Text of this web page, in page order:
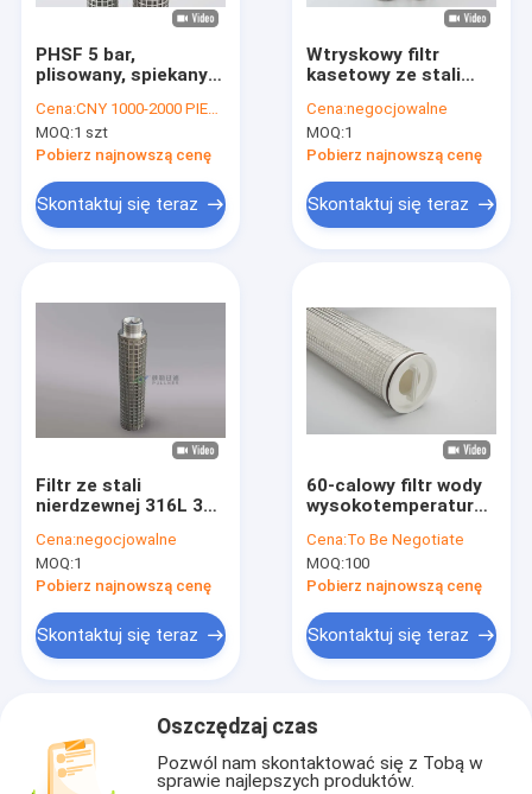
PHSF 5 bar,
plisowany, spiekany
nierdzewnej o
grubości 5 um 316L
Cena:CNY 1000-2000 PIECE
MOQ:1 szt
Pobierz najnowszą cenę
Skontaktuj się teraz
Wtryskowy filtr
kasetowy ze stali
wstępny 316L do
wody na polu
naftowym
Cena:negocjowalne
MOQ:1
Pobierz najnowszą cenę
Skontaktuj się teraz
Filtr ze stali
nierdzewnej 316L 304
Wysoka temperatura
120 ℃ OEM
Cena:negocjowalne
MOQ:1
Pobierz najnowszą cenę
Skontaktuj się teraz
60-calowy filtr wody
wysokotemperaturowej
filtracji 7 µm i
maksymalnym
przepływem 110 m³/h
Cena:To Be Negotiate
MOQ:100
Pobierz najnowszą cenę
Skontaktuj się teraz
Oszczędzaj czas
Pozwól nam skontaktować się z Tobą w
sprawie najlepszych produktów.